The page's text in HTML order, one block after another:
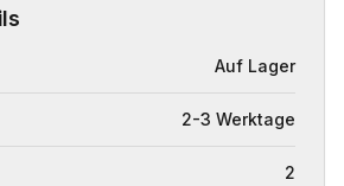
Auf Lager
2-3 Werktage
2